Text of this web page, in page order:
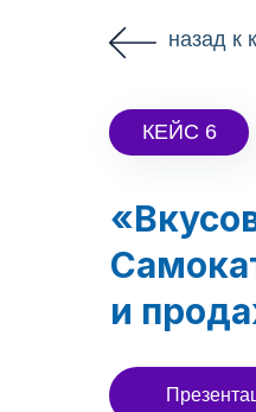
назад к
и
КЕЙС 6